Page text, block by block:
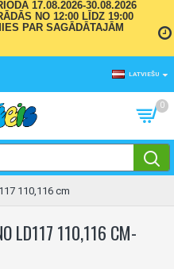
17.08.2026-30.08.2026
NO 12:00 LĪDZ 19:00
PAR SAGĀDĀTAJĀM
LATVIEŠU
0
110,116 cm
LD117 110,116 CM-